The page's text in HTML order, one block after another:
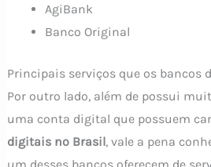
AgiBank
Banco Original
Principais serviços que os bancos
Por outro lado, além de possui
uma conta digital que possuem
digitais no Brasil, vale a pena
um desses bancos oferecem de